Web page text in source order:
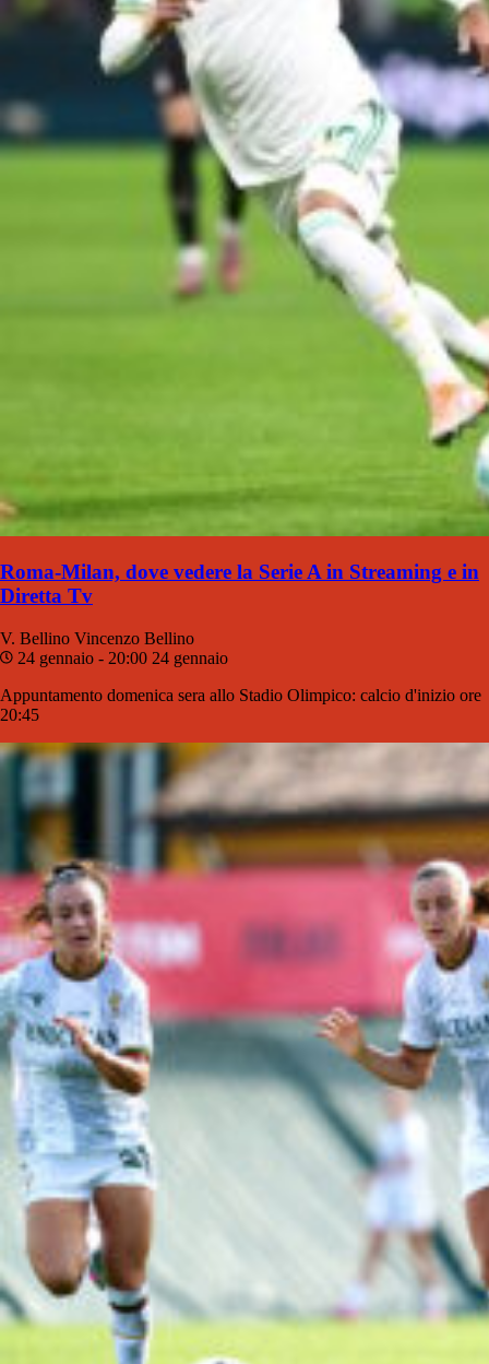
Roma-Milan, dove vedere la Serie A in Streaming e in
Diretta Tv
V. Bellino Vincenzo Bellino
24 gennaio - 20:00 24 gennaio
Appuntamento domenica sera allo Stadio Olimpico: calcio d'inizio ore
20:45